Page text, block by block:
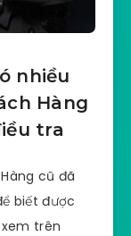
nhiều
Hàng
tra
cũ đã
biết được
trên